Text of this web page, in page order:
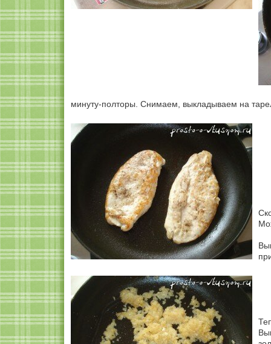
минуту-полторы. Снимаем, выкладываем на